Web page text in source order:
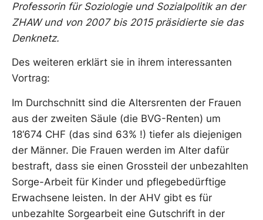
Professorin für Soziologie und Sozialpolitik an der
ZHAW und von 2007 bis 2015 präsidierte sie das
Denknetz.
Des weiteren erklärt sie in ihrem interessanten
Vortrag:
Im Durchschnitt sind die Altersrenten der Frauen
aus der zweiten Säule (die BVG-Renten) um
18‘674 CHF (das sind 63% !) tiefer als diejenigen
der Männer. Die Frauen werden im Alter dafür
bestraft, dass sie einen Grossteil der unbezahlten
Sorge-Arbeit für Kinder und pflegebedürftige
Erwachsene leisten. In der AHV gibt es für
unbezahlte Sorgearbeit eine Gutschrift in der